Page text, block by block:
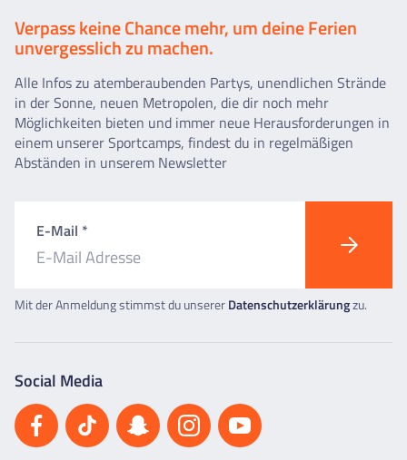
Verpass keine Chance mehr, um deine Ferien
unvergesslich zu machen.
Alle Infos zu atemberaubenden Partys, unendlichen Strände
in der Sonne, neuen Metropolen, die dir noch mehr
Möglichkeiten bieten und immer neue Herausforderungen in
einem unserer Sportcamps, findest du in regelmäßigen
Abständen in unserem Newsletter
E-Mail *
Mit der Anmeldung stimmst du unsererDatenschutzerklärungzu.
Social Media